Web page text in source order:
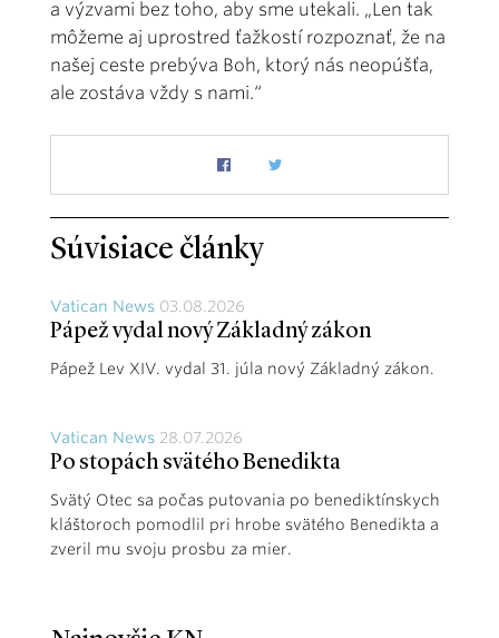
a výzvami bez toho, aby sme utekali. „Len tak
môžeme aj uprostred ťažkostí rozpoznať, že na
našej ceste prebýva Boh, ktorý nás neopúšťa,
ale zostáva vždy s nami.“
Súvisiace články
Vatican News 03.08.2026
Pápež vydal nový Základný zákon
Pápež Lev XIV. vydal 31. júla nový Základný zákon.
Vatican News 28.07.2026
Po stopách svätého Benedikta
Svätý Otec sa počas putovania po benediktínskych
kláštoroch pomodlil pri hrobe svätého Benedikta a
zveril mu svoju prosbu za mier.